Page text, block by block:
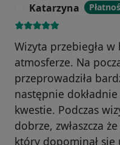
Katarzyna
Wizyta przebiegła
atmosferze. Na
przeprowadziła
następnie
kwestie. Podczas
dobrze, zwłaszcza
który dopominał